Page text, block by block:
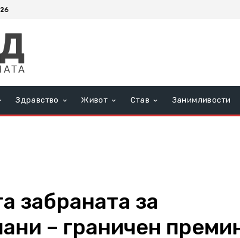
Здравство Живот Став Занимливости
забраната за
– граничен